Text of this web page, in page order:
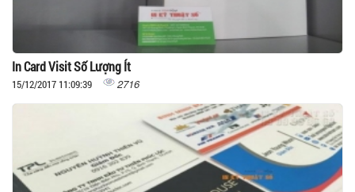
In Card Visit Số Lượng Ít
15/12/2017 11:09:39 2716